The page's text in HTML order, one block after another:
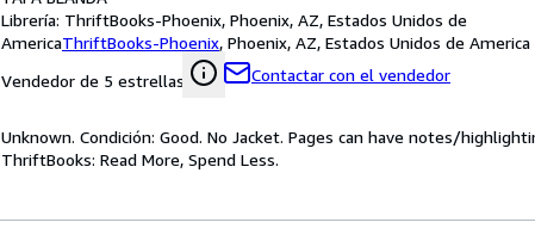
Librería: ThriftBooks-Phoenix, Phoenix, AZ, Estados Unidos de
AmericaThriftBooks-Phoenix, Phoenix, AZ, Estados Unidos de America
Vendedor de 5 estrellas
Contactar con el vendedor
Unknown. Condición: Good. No Jacket. Pages can have notes/
ThriftBooks: Read More, Spend Less.